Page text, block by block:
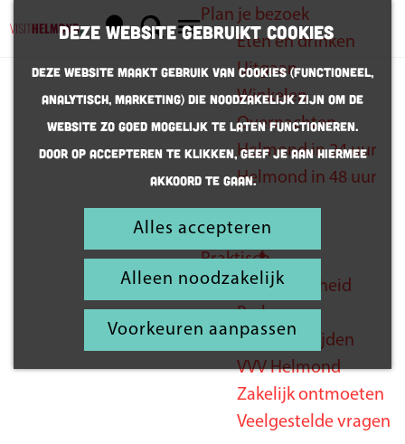
Deze website gebruikt cookies
Deze website maakt gebruik van cookies (Functioneel,
Analytisch, Marketing) die noodzakelijk zijn om de
website zo goed mogelijk te laten functioneren.
Door op accepteren te klikken, geef je aan hiermee
akkoord te gaan.
Alles accepteren
Alleen noodzakelijk
Voorkeuren aanpassen
K
a
r
t
Z
e
k
e
n
e
n
u
Plan je bezoek
Eten en drinken
Uitgaan
Winkelen
Overnachten
Helmond in 24 uur
Helmond in 48 uur
Inspiratie
Praktisch
Bereikbaarheid
Parkeren
Openingstijden
VVV Helmond
Zakelijk ontmoeten
Veelgestelde vragen
Alle ins en
outs
over dit
gezellige
festival